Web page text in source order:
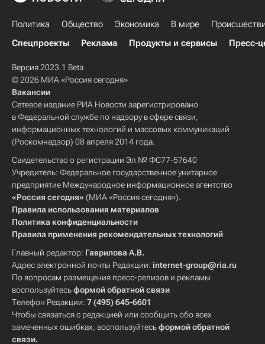
Политика Общество Экономика В мире
Спецпроекты
Реклама Продукты и сервисы Пресс-
Версия 2023.1 Beta
© 2026 МИА «Россия сегодня»
Вакансии
Сетевое издание РИА Новости зарегистрировано
в Федеральной службе по надзору в сфере связи,
информационных технологий и массовых коммуникаций
(Роскомнадзор) 08 апреля 2014 года.
Свидетельство о регистрации Эл № ФС77-57640
Учредитель: Федеральное государственное унитарное
предприятие Международное информационное агентство
«Россия сегодня» (МИА «Россия сегодня»).
Правила использования материалов
Политика конфиденциальности
Правила применения рекомендательных технологий
Главный редактор: Гаврилова А.В.
Адрес электронной почты Редакции: internet-group@ria.ru
По вопросам размещения пресс-релизов и рекламы
воспользуйтесьформой обратной связи
Телефон Редакции: 7 (495) 645-6601
Чтобы связаться с редакцией или сообщить обо всех
замеченных ошибках, воспользуйтесьформой обратной
связи.